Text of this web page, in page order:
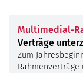
Multimedial-
Verträge
Zum